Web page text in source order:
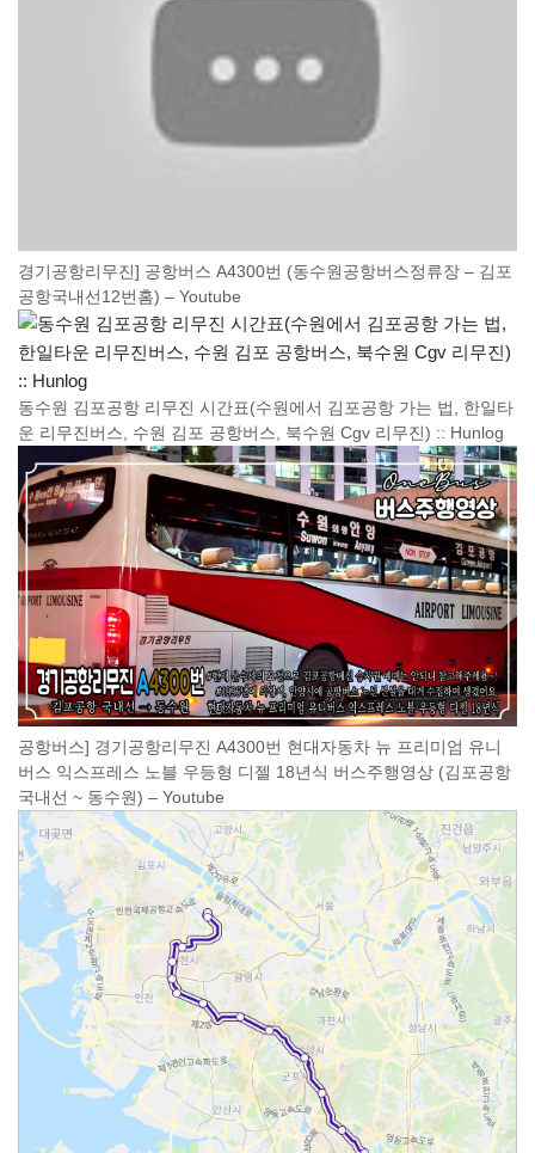
경기공항리무진] 공항버스 A4300번 (동수원공항버스정류장 – 김포
공항국내선12번홈) – Youtube
동수원 김포공항 리무진 시간표(수원에서 김포공항 가는 법, 한일타
운 리무진버스, 수원 김포 공항버스, 북수원 Cgv 리무진) :: Hunlog
공항버스] 경기공항리무진 A4300번 현대자동차 뉴 프리미엄 유니
버스 익스프레스 노블 우등형 디젤 18년식 버스주행영상 (김포공항
국내선 ~ 동수원) – Youtube